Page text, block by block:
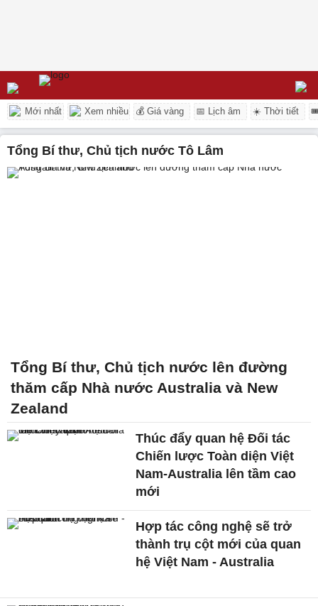
Mới nhất Xem nhiều 💰 Giá vàng 📅 Lịch âm ☀️ Thời tiết
Tổng Bí thư, Chủ tịch nước Tô Lâm
Tổng Bí thư, Chủ tịch nước lên đường
thăm cấp Nhà nước Australia và New
Zealand
Thúc đẩy quan hệ Đối tác
Chiến lược Toàn diện Việt
Nam-Australia lên tầm cao
mới
Hợp tác công nghệ sẽ trở
thành trụ cột mới của quan
hệ Việt Nam - Australia